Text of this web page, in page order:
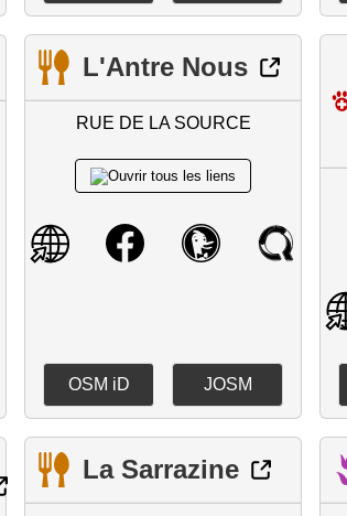
L'Antre Nous
RUE DE LA SOURCE
OSM iD JOSM
La Sarrazine